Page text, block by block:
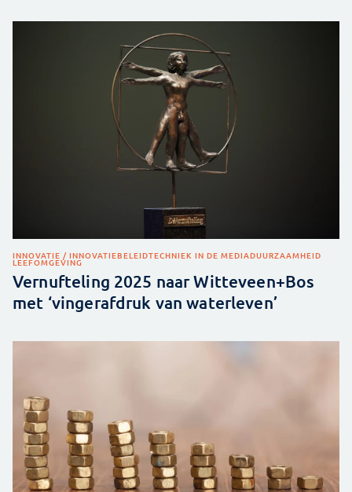
INNOVATIE / INNOVATIEBELEIDTECHNIEK IN DE MEDIADUURZAAMHEID
LEEFOMGEVING
Vernufteling 2025 naar Witteveen+Bos
met ‘vingerafdruk van waterleven’